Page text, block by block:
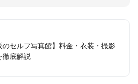
のセルフ写真館】料金・衣装・撮影
徹底解説